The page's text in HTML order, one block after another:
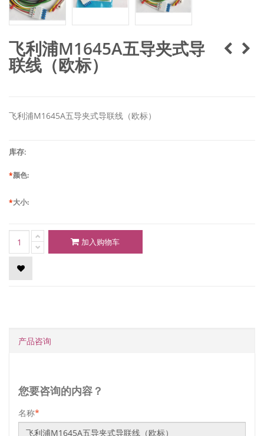
飞利浦M1645A五导夹式导
联线（欧标）
飞利浦M1645A五导夹式导联线（欧标）
库存:
*颜色:
*大小:
加入购物车
产品咨询
您要咨询的内容？
名称*